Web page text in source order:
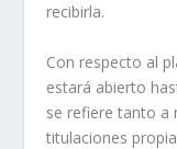
recibirla.
Con respecto al
estará abierto
se refiere tanto a
titulaciones